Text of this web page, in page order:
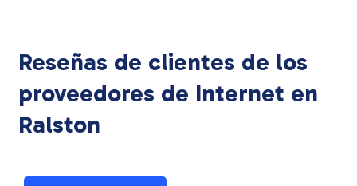
Reseñas de clientes de los
proveedores de Internet en
Ralston